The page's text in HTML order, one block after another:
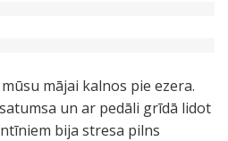
mājai kalnos pie ezera.
un ar pedāli grīdā lidot
bija stresa pilns